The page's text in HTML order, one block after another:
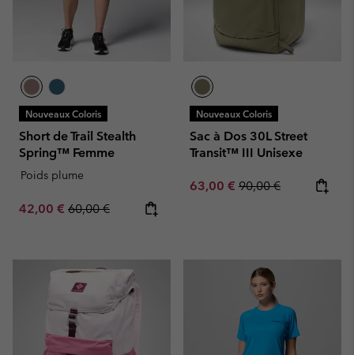
Nouveaux Coloris
Short de Trail Stealth
Spring™ Femme
Poids plume
Sale price:
42,00 € Regular price:
60,00 €
Nouveaux Coloris
Sac à Dos 30L Street
Transit™ III Unisexe
Sale price:
63,00 € Regular price:
90,00 €